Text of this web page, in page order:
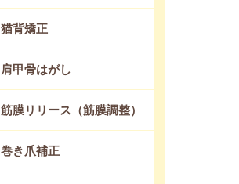
猫背矯正
肩甲骨はがし
筋膜リリース（筋膜調整）
巻き爪補正